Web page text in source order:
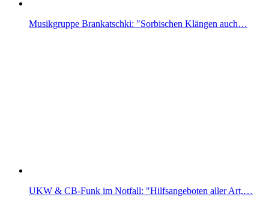
Musikgruppe Brankatschki: "Sorbischen Klängen auch…
UKW & CB-Funk im Notfall: "Hilfsangeboten aller Art,…